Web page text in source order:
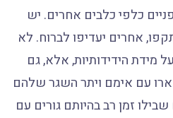
כלפי כלבים אחרים. יש
אחרים יעדיפו לברוח. לא
מידת הידידותיות, אלא, גם
עם אימם ויתר השגר שלהם
שבילו זמן רב בהיותם גורים עם